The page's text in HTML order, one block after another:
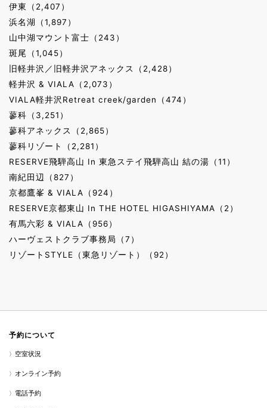
伊東（2,407）
浜名湖（1,897）
山中湖マウント富士（243）
斑尾（1,045）
旧軽井沢／旧軽井沢アネックス（2,428）
軽井沢 & VIALA（2,073）
VIALA軽井沢Retreat creek/garden（474）
蓼科（3,251）
蓼科アネックス（2,865）
蓼科リゾート（2,281）
RESERVE飛騨高山 In 東急ステイ飛騨高山 結の湯（11）
南紀田辺（827）
京都鷹峯 & VIALA（924）
RESERVE京都東山 In THE HOTEL HIGASHIYAMA（2）
有馬六彩 & VIALA（956）
ハーヴェストクラブ事務局（7）
リゾートSTYLE（東急リゾート）（92）
予約について
空室状況
オンライン予約
電話予約